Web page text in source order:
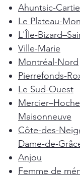
Ahuntsic-
Le Plateau-
L'Île-
Ville-Marie
Montréal-Nord
Pierrefonds-
Le Sud-Ouest
Maisonneuve
Côte-des-
Dame-de-
Anjou
Femme de